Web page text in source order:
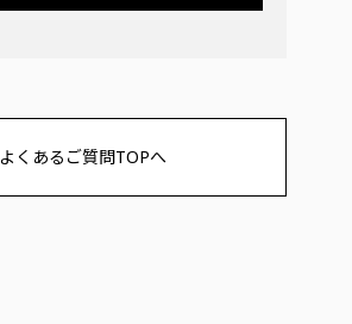
よくあるご質問TOPへ